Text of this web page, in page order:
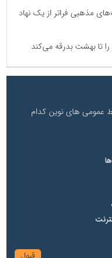
مذهبی فراتر از یک نهاد
را تا بهشت بدرقه می‌کند
عمومی های نوین کدام